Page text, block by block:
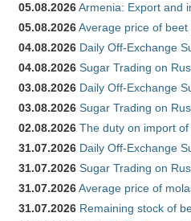
05.08.2026Armenia: Export and
05.08.2026Average price of
04.08.2026 Daily Off-Exchange
04.08.2026 Sugar Trading on
03.08.2026 Daily Off-Exchange
03.08.2026 Sugar Trading on
02.08.2026 The duty on import
31.07.2026 Daily Off-Exchange
31.07.2026 Sugar Trading on
31.07.2026Average price of
31.07.2026 Remaining stock of